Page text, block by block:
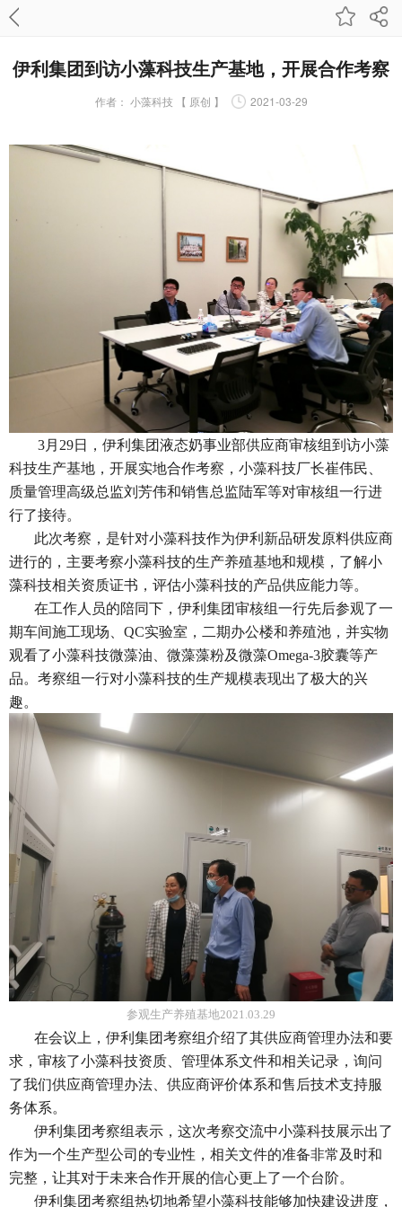
伊利集团到访小藻科技生产基地，开展合作考察
作者： 小藻科技 【 原创 】 2021-03-29
3月29日，伊利集团液态奶事业部供应商审核组到访小藻
科技生产基地，开展实地合作考察，小藻科技厂长崔伟民、
质量管理高级总监刘芳伟和销售总监陆军等对审核组一行进
行了接待。
此次考察，是针对小藻科技作为伊利新品研发原料供应商
进行的，主要考察小藻科技的生产养殖基地和规模，了解小
藻科技相关资质证书，评估小藻科技的产品供应能力等。
在工作人员的陪同下，伊利集团审核组一行先后参观了一
期车间施工现场、QC实验室，二期办公楼和养殖池，并实物
观看了小藻科技微藻油、微藻藻粉及微藻Omega-3胶囊等产
品。考察组一行对小藻科技的生产规模表现出了极大的兴
趣。
参观生产养殖基地2021.03.29
在会议上，伊利集团考察组介绍了其供应商管理办法和要
求，审核了小藻科技资质、管理体系文件和相关记录，询问
了我们供应商管理办法、供应商评价体系和售后技术支持服
务体系。
伊利集团考察组表示，这次考察交流中小藻科技展示出了
作为一个生产型公司的专业性，相关文件的准备非常及时和
完整，让其对于未来合作开展的信心更上了一个台阶。
伊利集团考察组热切地希望小藻科技能够加快建设进度，